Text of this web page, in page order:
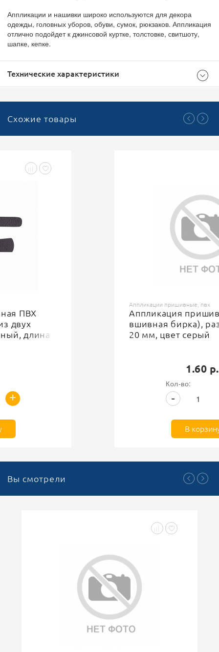
Аппликации и нашивки широко используются для декора
одежды, головных уборов, обуви, сумок, рюкзаков. Аппликация
отлично подойдет к джинсовой куртке, толстовке, свитшоту,
шапке, кепке.
Технические характеристики
Схожие товары
Аппликация пришивная ПВХ (
вшивная бирка), размер 40 мм х
20 мм, цвет серый
Вы смотрели